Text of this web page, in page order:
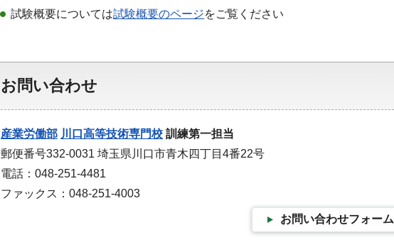
試験概要については試験概要のページをご覧ください
お問い合わせ
産業労働部 川口高等技術専門校 訓練第一担当
郵便番号332-0031 埼玉県川口市青木四丁目4番22号
電話：048-251-4481
ファックス：048-251-4003
お問い合わせフォーム